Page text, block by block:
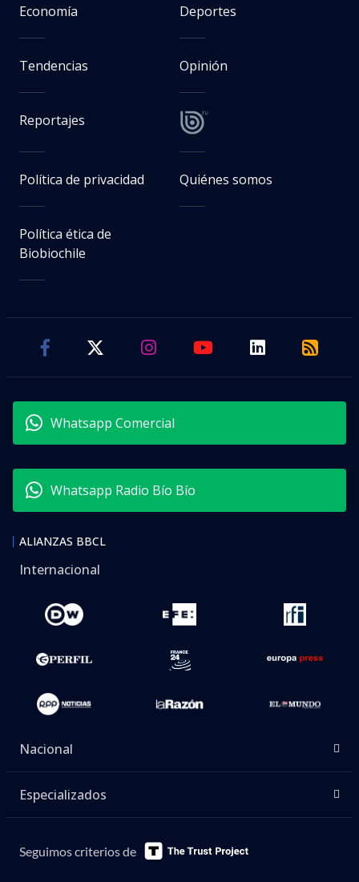
Economía Deportes
Tendencias Opinión
Reportajes
Política de privacidad Quiénes somos
Política ética de
Biobiochile
Whatsapp Comercial
Whatsapp Radio Bío Bío
ALIANZAS BBCL
Internacional
Nacional
Especializados
Seguimos criterios de